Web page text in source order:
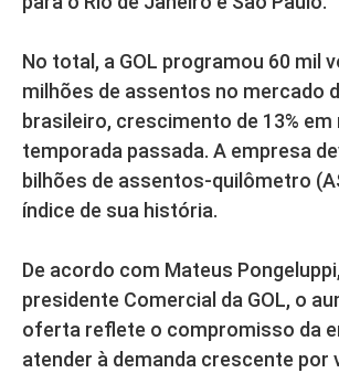
No total, a GOL programou 60 mil
milhões de assentos no mercado
brasileiro, crescimento de 13% em
temporada passada. A empresa
bilhões de assentos-quilômetro
índice de sua história.
De acordo com Mateus
presidente Comercial da GOL, o
oferta reflete o compromisso da
atender à demanda crescente por